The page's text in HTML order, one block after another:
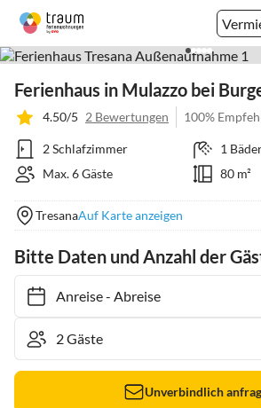
Ferienhaus in Mulazzo bei
4.50/5 2 Bewertungen 100%
2 Schlafzimmer
1
Max. 6 Gäste
80 m²
TresanaAuf Karte anzeigen
Bitte Daten und Anzahl der
Anreise- Abreise
Unverbindlich